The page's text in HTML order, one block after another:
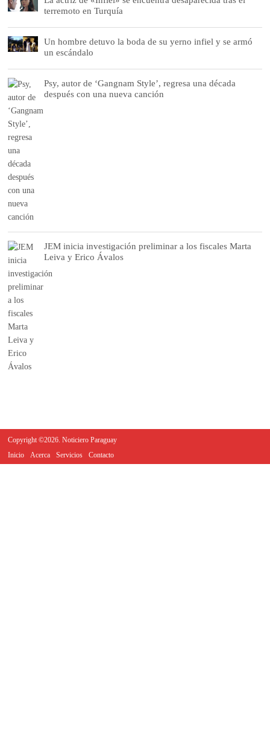
terremoto en Turquía
Un hombre detuvo la boda de su yerno infiel y se armó
un escándalo
Psy, autor de ‘Gangnam Style’, regresa una década
después con una nueva canción
JEM inicia investigación preliminar a los fiscales Marta
Leiva y Erico Ávalos
Copyright ©2026. Noticiero Paraguay
Inicio
Acerca Servicios Contacto